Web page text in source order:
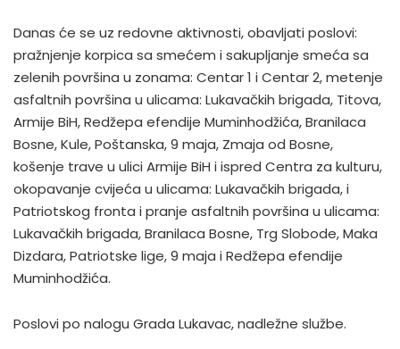
Danas će se uz redovne aktivnosti, obavljati poslovi:
pražnjenje korpica sa smećem i sakupljanje smeća sa
zelenih površina u zonama: Centar 1 i Centar 2, metenje
asfaltnih površina u ulicama: Lukavačkih brigada, Titova,
Armije BiH, Redžepa efendije Muminhodžića, Branilaca
Bosne, Kule, Poštanska, 9 maja, Zmaja od Bosne,
košenje trave u ulici Armije BiH i ispred Centra za kulturu,
okopavanje cvijeća u ulicama: Lukavačkih brigada, i
Patriotskog fronta i pranje asfaltnih površina u ulicama:
Lukavačkih brigada, Branilaca Bosne, Trg Slobode, Maka
Dizdara, Patriotske lige, 9 maja i Redžepa efendije
Muminhodžića.
Poslovi po nalogu Grada Lukavac, nadležne službe.